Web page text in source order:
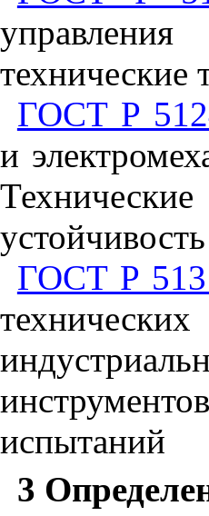
технические
ГОСТ Р
и
ГОСТ Р
испытаний
3